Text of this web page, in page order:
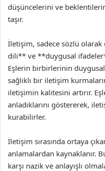
düşüncelerini ve
taşır.
İletişim, sadece sözlü
dili** ve **duygusal
Eşlerin birbirlerinin duygusal
sağlıklı bir iletişim
iletişimin kalitesini artırır.
anladıklarını göstererek,
kurabilirler.
İletişim sırasında ortaya
anlamalardan kaynaklanır.
karşı nazik ve anlayışlı